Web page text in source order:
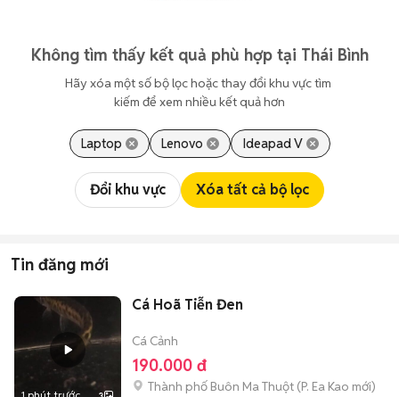
Không tìm thấy kết quả phù hợp tại Thái Bình
Hãy xóa một số bộ lọc hoặc thay đổi khu vực tìm
kiếm để xem nhiều kết quả hơn
Laptop Lenovo Ideapad V
Đổi khu vực Xóa tất cả bộ lọc
Tin đăng mới
Cá Hoã Tiễn Đen
Cá Cảnh
190.000 đ
Thành phố Buôn Ma Thuột (P. Ea Kao mới)